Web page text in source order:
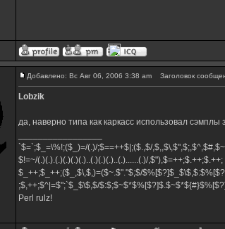
Добавлено: Вс Авг 06, 2006 3:38 am Заголовок
Lobzik
да, наверно типа как каркасс использовал
`$=`;$_=\%!;($_)=/(.)/;$==++$|;($.,$/
$!=~/(.)(.).(.)(.)(.)(.)..(.)(.)(.)..(.)......(.)/,$"),$=++;$.++;$.++;
$_++;$_++;($_,$\,$,)=($~.$"."$;$/
;$,++;$^|=$";`$_$\$,$/
Perl rulz!